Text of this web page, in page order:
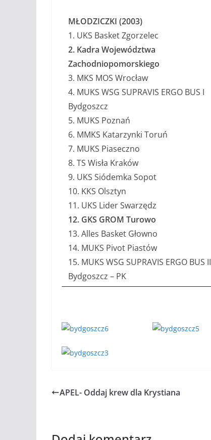
MŁODZICZKI (2003)
1. UKS Basket Zgorzelec
2. Kadra Województwa
Zachodniopomorskiego
3. MKS MOS Wrocław
4. MUKS WSG SUPRAVIS ERGO BUS I
Bydgoszcz
5. MUKS Poznań
6. MMKS Katarzynki Toruń
7. MUKS Piaseczno
8. TS Wisła Kraków
9. UKS Siódemka Sopot
10. KKS Olsztyn
11. UKS Lider Swarzędz
12. GKS GROM Turowo
13. Alles Basket Głowno
14. MUKS Pivot Piastów
15. MUKS WSG SUPRAVIS ERGO BUS II
Bydgoszcz – PK
APEL- Oddaj krew dla Krystiana